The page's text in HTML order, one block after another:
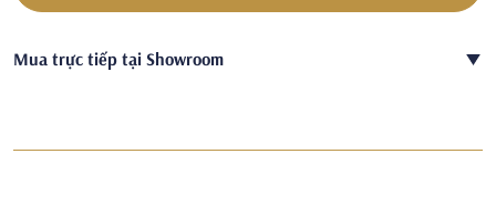
Mua trực tiếp tại Showroom